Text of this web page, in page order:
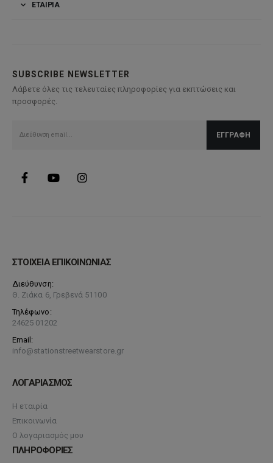
ΕΤΑΙΡΊΑ
SUBSCRIBE NEWSLETTER
Λάβετε όλες τις τελευταίες πληροφορίες για εκπτώσεις και
προσφορές.
ΣΤΟΙΧΕΙΑ ΕΠΙΚΟΙΝΩΝΙΑΣ
Διεύθυνση:
Θ. Ζιάκα 6, Γρεβενά 51100
Τηλέφωνο:
24625 01202
Email:
info@stationstreetwearstore.gr
ΛΟΓΑΡΙΑΣΜΟΣ
Η εταιρία
Επικοινωνία
Ο λογαριασμός μου
ΠΛΗΡΟΦΟΡΙΕΣ